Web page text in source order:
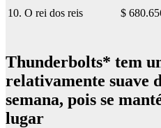
10. O rei dos reis $
Thunderbolts* tem
relativamente suave
semana, pois se
lugar